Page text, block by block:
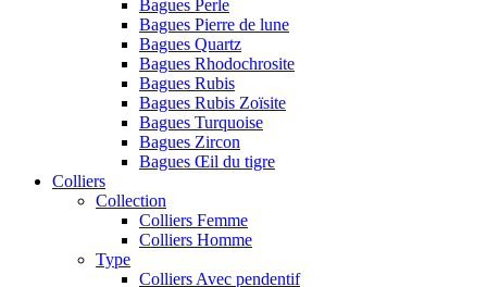
Bagues Perle
Bagues Pierre de lune
Bagues Quartz
Bagues Rhodochrosite
Bagues Rubis
Bagues Rubis Zoïsite
Bagues Turquoise
Bagues Zircon
Bagues Œil du tigre
Colliers
Collection
Colliers Femme
Colliers Homme
Type
Colliers Avec pendentif